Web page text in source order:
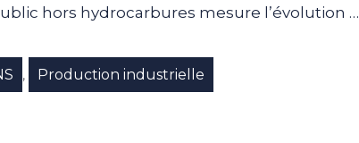
hors hydrocarbures mesure l’évolution …
, Production industrielle